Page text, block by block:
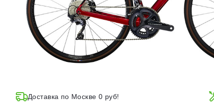
Доставка по Москве 0 руб!